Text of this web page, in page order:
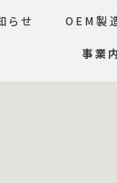
事業
らせ OEM製